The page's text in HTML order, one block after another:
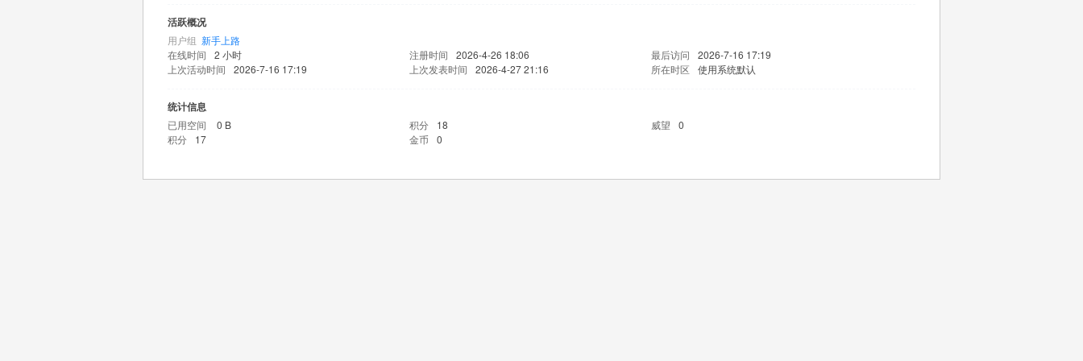
活跃概况
用户组 新手上路
在线时间
2 小时 注册时间 2026-4-26 18:06 最后访问
2026-7-16 17:19
上次活动时间
2026-7-16 17:19 上次发表时间 2026-4-27 21:16 所在时区 使用系统默认
统计信息
已用空间 0 B 积分 18 威望
0
积分
17 金币 0